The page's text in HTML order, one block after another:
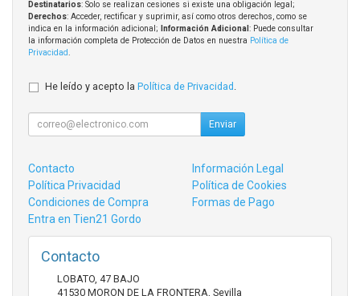
Destinatarios: Solo se realizan cesiones si existe una obligación legal;
Derechos: Acceder, rectificar y suprimir, así como otros derechos, como se
indica en la información adicional;
Información Adicional : Puede consultar
la información completa de Protección de Datos en nuestra Política de
Privacidad
He leído y acepto la Política de Privacidad
Enviar
Contacto
Información Legal
Política Privacidad
Política de Cookies
Condiciones de Compra
Formas de Pago
Entra en Tien21 Gordo
Contacto
LOBATO, 47 BAJO
41530 MORON DE LA FRONTERA Sevilla